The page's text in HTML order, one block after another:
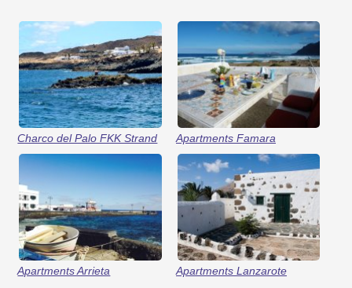
Charco del Palo FKK Strand Apartments Famara
Apartments Arrieta Apartments Lanzarote